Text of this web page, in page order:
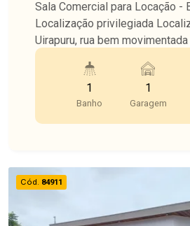
Sala Comercial para Locação -
Localização privilegiada
Uirapuru, rua bem
Josino Brito. Uma ótima oportunidade para quem
busca visibilidade e
bairros mais valorizados da
1
Banho
1
Garagem
Cód. 84911